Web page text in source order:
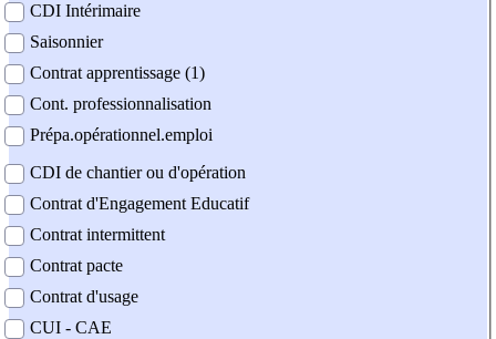
CDI Intérimaire
Saisonnier
Contrat apprentissage (1)
Cont. professionnalisation
Prépa.opérationnel.emploi
CDI de chantier ou d'opération
Contrat d'Engagement Educatif
Contrat intermittent
Contrat pacte
Contrat d'usage
CUI - CAE